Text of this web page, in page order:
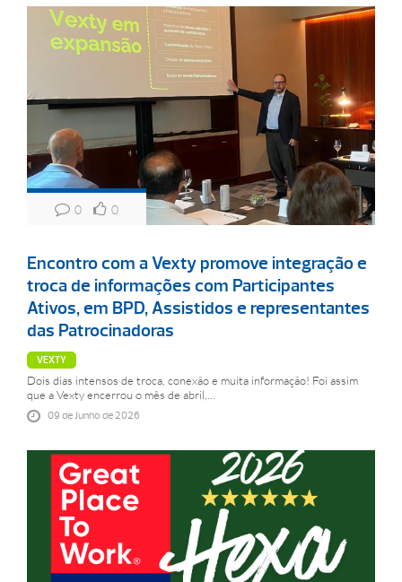
0 0
Encontro com a Vexty promove integração e
troca de informações com Participantes
Ativos, em BPD, Assistidos e representantes
das Patrocinadoras
VEXTY
Dois dias intensos de troca, conexão e muita informação! Foi assim
que a Vexty encerrou o mês de abril,...
09 de Junho de 2026